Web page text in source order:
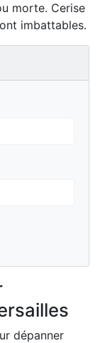
morte. Cerise
imbattables.
dépanner